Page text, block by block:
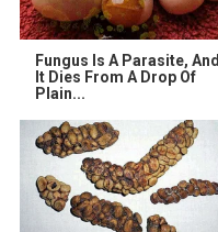
Fungus Is A Parasite, And
It Dies From A Drop Of
Plain...